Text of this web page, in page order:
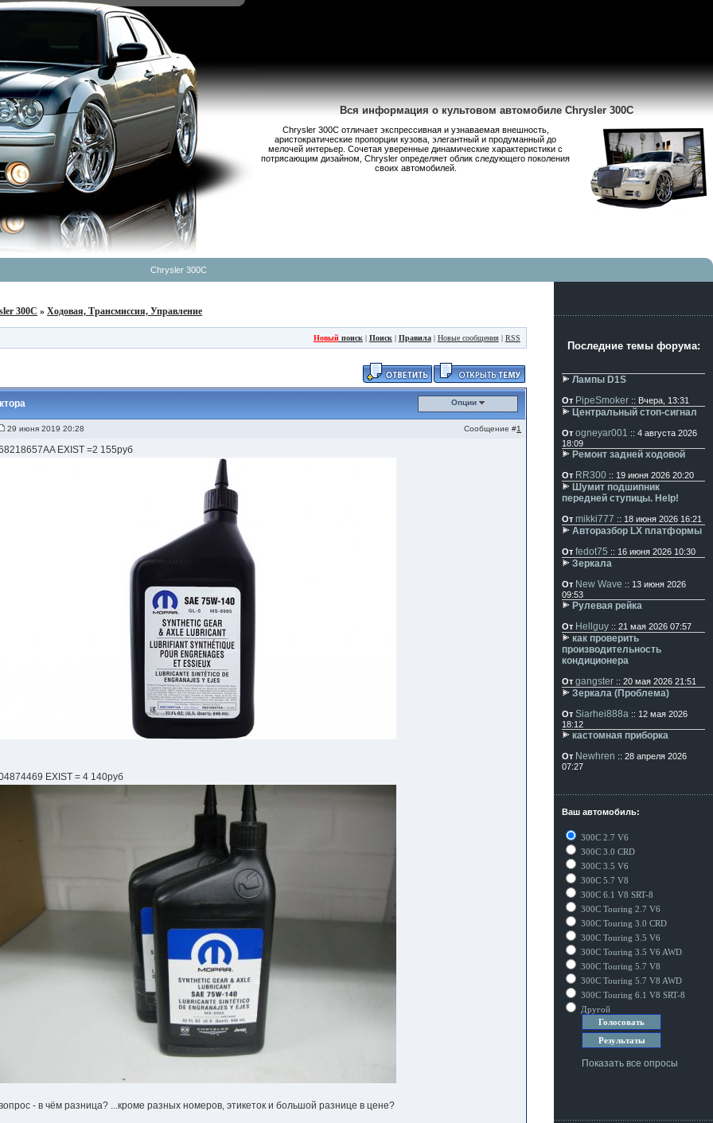
Вся информация о культовом автомобиле Chrysler 300C
Chrysler 300С отличает экспрессивная и узнаваемая внешность,
аристократические пропорции кузова, элегантный и продуманный до
мелочей интерьер. Сочетая уверенные динамические характеристики с
потрясающим дизайном, Chrysler определяет облик следующего поколения
своих автомобилей.
Chrysler 300C
300C »Ходовая, Трансмиссия, Управление
Новыйпоиск| Поиск| Правила| Новые сообщения| RSS
Опции
29 июня 2019 20:28 Сообщение #1
EXIST =2 155руб
EXIST = 4 140руб
- в чём разница? ...кроме разных номеров, этикеток и большой разнице в цене?
Последние темы форума:
Лампы D1S
От PipeSmoker :: Вчера, 13:31
Центральный стоп-сигнал
От ogneyar001 :: 4 августа 2026
18:09
Ремонт задней ходовой
От RR300 :: 19 июня 2026 20:20
Шумит подшипник
передней ступицы. Help!
От mikki777 :: 18 июня 2026 16:21
Авторазбор LX платформы
От fedot75 :: 16 июня 2026 10:30
Зеркала
От New Wave :: 13 июня 2026
09:53
Рулевая рейка
От Hellguy :: 21 мая 2026 07:57
как проверить
производительность
кондиционера
От gangster :: 20 мая 2026 21:51
Зеркала (Проблема)
От Siarhei888a :: 12 мая 2026
18:12
кастомная приборка
От Newhren :: 28 апреля 2026
07:27
Ваш автомобиль:
300C 2.7 V6
300C 3.0 CRD
300C 3.5 V6
300C 5.7 V8
300C 6.1 V8 SRT-8
300C Touring 2.7 V6
300C Touring 3.0 CRD
300C Touring 3.5 V6
300C Touring 3.5 V6 AWD
300C Touring 5.7 V8
300C Touring 5.7 V8 AWD
300C Touring 6.1 V8 SRT-8
Другой
Показать все опросы